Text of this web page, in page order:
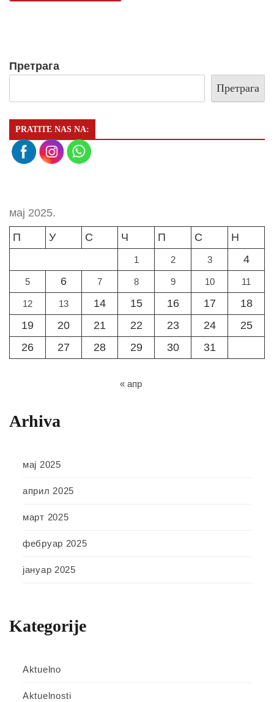
Претрага
Претрага
PRATITE NAS NA:
мај 2025.
П
У С Ч П С Н
1 2 3 4
5 6 7 8 9 10 11
12 13 14 15 16 17
18
19
20 21 22 23 24
25
26
27 28 29 30 31
« апр
Arhiva
мај 2025
април 2025
март 2025
фебруар 2025
јануар 2025
Kategorije
Aktuelno
Aktuelnosti